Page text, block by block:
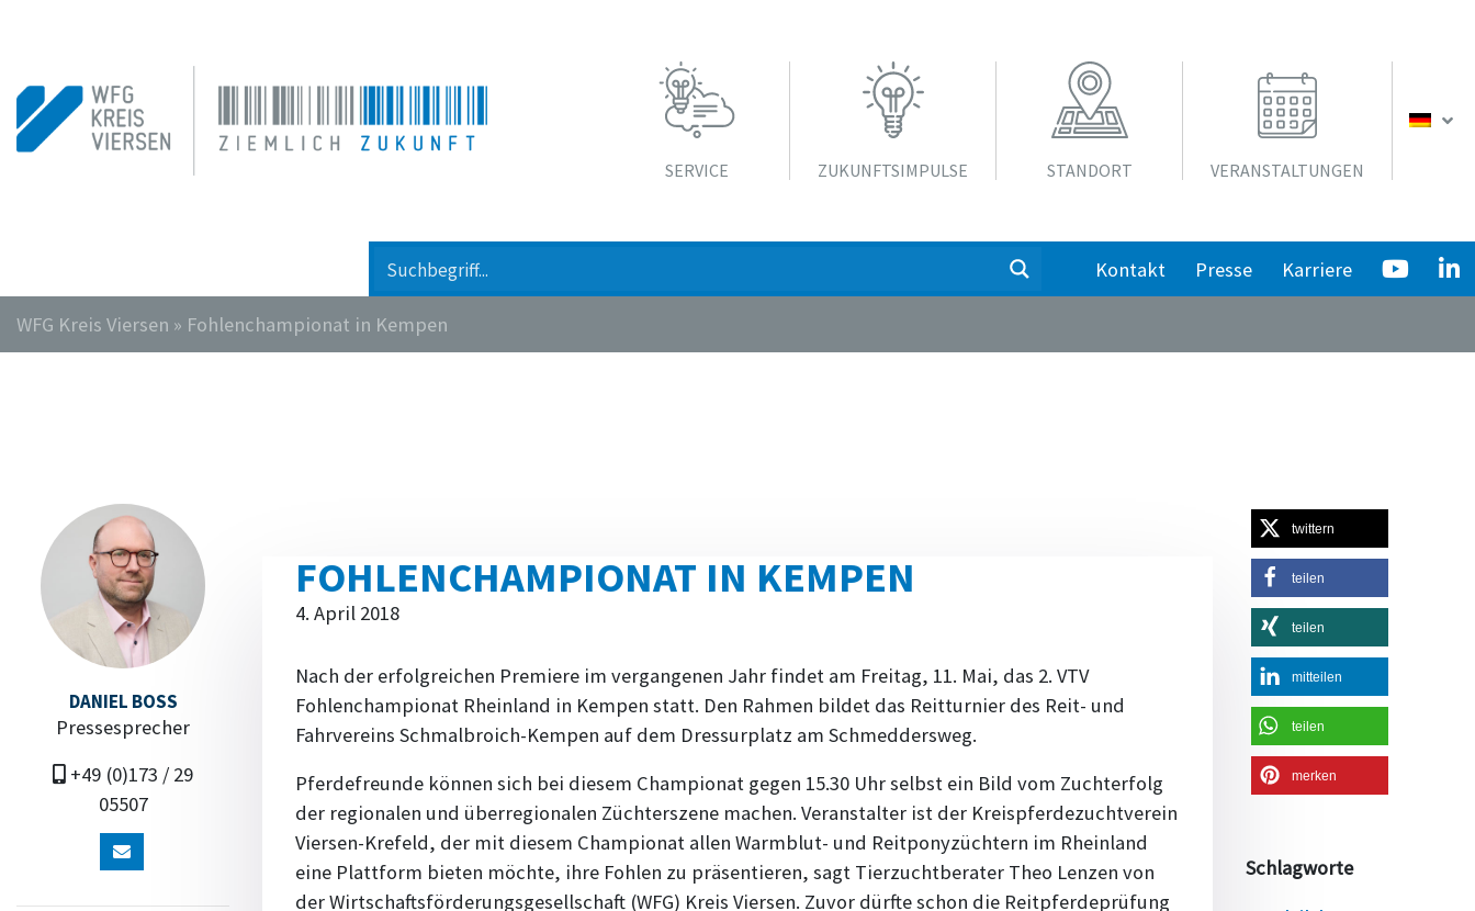
SERVICE ZUKUNFTS­IMPULSE STANDORT VERANSTALTUNGEN
Kontakt Presse Karriere
WFG Kreis Viersen » Fohlenchampionat in Kempen
DANIEL BOSS
Pressesprecher
+49 (0)173 / 29
05507
FOHLENCHAMPIONAT IN KEMPEN
4. April 2018
Nach der erfolgreichen Premiere im vergangenen Jahr findet am Freitag, 11. Mai, das 2. VTV
Fohlenchampionat Rheinland in Kempen statt. Den Rahmen bildet das Reitturnier des Reit- und
Fahrvereins Schmalbroich-Kempen auf dem Dressurplatz am Schmeddersweg.
Pferdefreunde können sich bei diesem Championat gegen 15.30 Uhr selbst ein Bild vom Zuchterfolg
der regionalen und überregionalen Züchterszene machen. Veranstalter ist der Kreispferdezuchtverein
Viersen-Krefeld, der mit diesem Championat allen Warmblut- und Reitponyzüchtern im Rheinland
eine Plattform bieten möchte, ihre Fohlen zu präsentieren, sagt Tierzuchtberater Theo Lenzen von
der Wirtschaftsförderungsgesellschaft (WFG) Kreis Viersen. Zuvor dürfte schon die Reitpferdeprüfung
twittern
teilen
teilen
mitteilen
teilen
merken
Schlagworte